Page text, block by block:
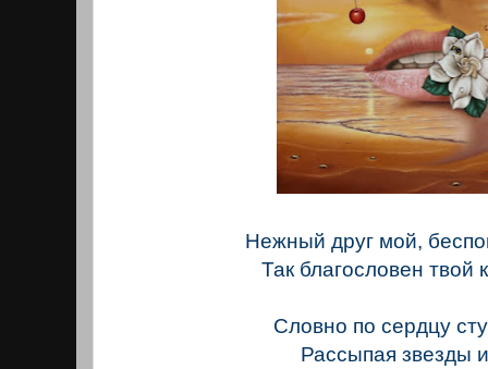
Нежный друг мой,
Так благословен твой
Словно по сердцу
Рассыпая звезды